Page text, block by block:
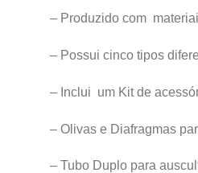
– Produzido com
– Possui cinco tipos
– Inclui um Kit de
– Olivas e Diafragmas
– Tubo Duplo para